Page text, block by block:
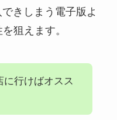
きしまう電子版よ
を狙えます。
に行けばオスス